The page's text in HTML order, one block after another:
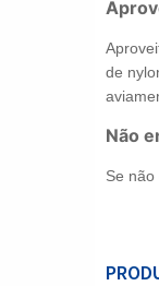
de
Não
Se